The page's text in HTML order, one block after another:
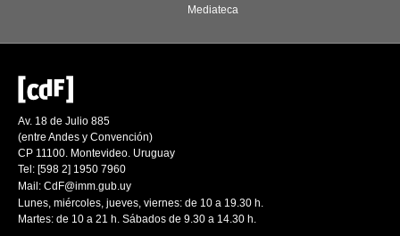
Mediateca
Av. 18 de Julio 885
(entre Andes y Convención)
CP 11100. Montevideo. Uruguay
Tel: [598 2] 1950 7960
Mail: CdF@imm.gub.uy
Lunes, miércoles, jueves, viernes: de 10 a 19.30 h.
Martes: de 10 a 21 h. Sábados de 9.30 a 14.30 h.